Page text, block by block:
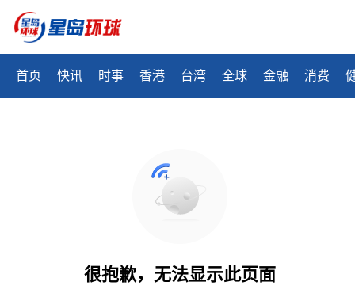
首页 快讯 时事 香港 台湾 全球 金融 消费
很抱歉，无法显示此页面